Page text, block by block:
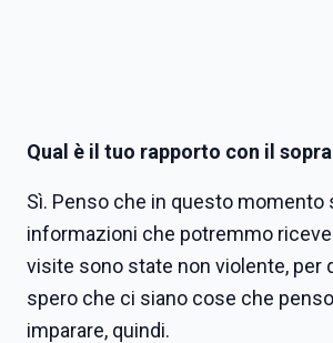
Qual è il tuo rapporto con il
Sì. Penso che in questo
informazioni che potremmo
visite sono state non violente, per
spero che ci siano cose che
imparare, quindi.